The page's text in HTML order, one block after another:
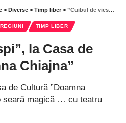
> Diverse > Timp liber > ”Cuibul de viespi”, la Casa de Cultură ”Doamna Chiajna”
REGIUNI TIMP LIBER
la Casa de
Chiajna”
de Cultură ”Doamna
seară magică … cu teatru